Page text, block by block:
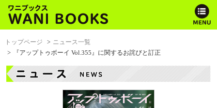
トップページ
ニュース一覧
『アップトゥボーイ Vol.355』に関するお詫びと訂正